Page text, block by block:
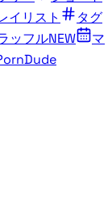
イリスト
タグ
ッフルNEW
マ